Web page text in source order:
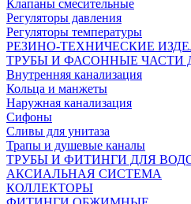
Клапаны смесительные
Регуляторы давления
Регуляторы температуры
РЕЗИНО-ТЕХНИЧЕСКИЕ
ТРУБЫ И ФАСОННЫЕ ЧАСТИ
Внутренняя канализация
Кольца и манжеты
Наружная канализация
Сифоны
Сливы для унитаза
Трапы и душевые каналы
ТРУБЫ И ФИТИНГИ ДЛЯ
АКСИАЛЬНАЯ СИСТЕМА
КОЛЛЕКТОРЫ